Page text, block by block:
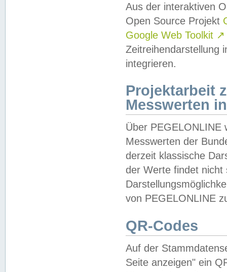
Aus der interaktiven
Open Source Projekt
Google Web Toolkit ↗
Zeitreihendarstellung
integrieren.
Projektarbeit
Messwerten
Über PEGELONLINE
Messwerten der
derzeit klassische
der Werte findet
von PEGELONLINE
QR-Codes
Auf der
Seite anzeigen" ein